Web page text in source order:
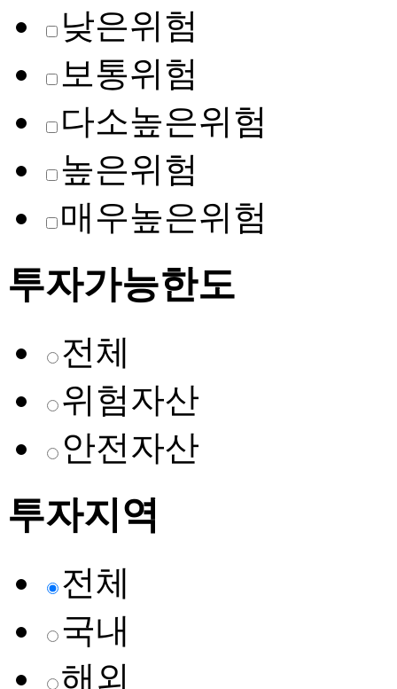
낮은위험
보통위험
다소높은위험
높은위험
매우높은위험
투자가능한도
전체
위험자산
안전자산
투자지역
전체
국내
해외